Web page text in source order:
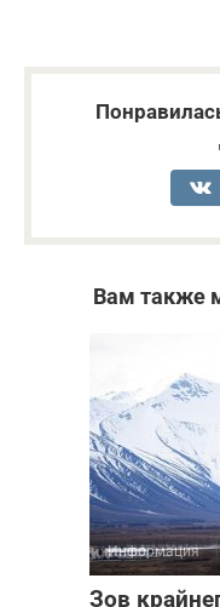
Вам также
Информация
Зов